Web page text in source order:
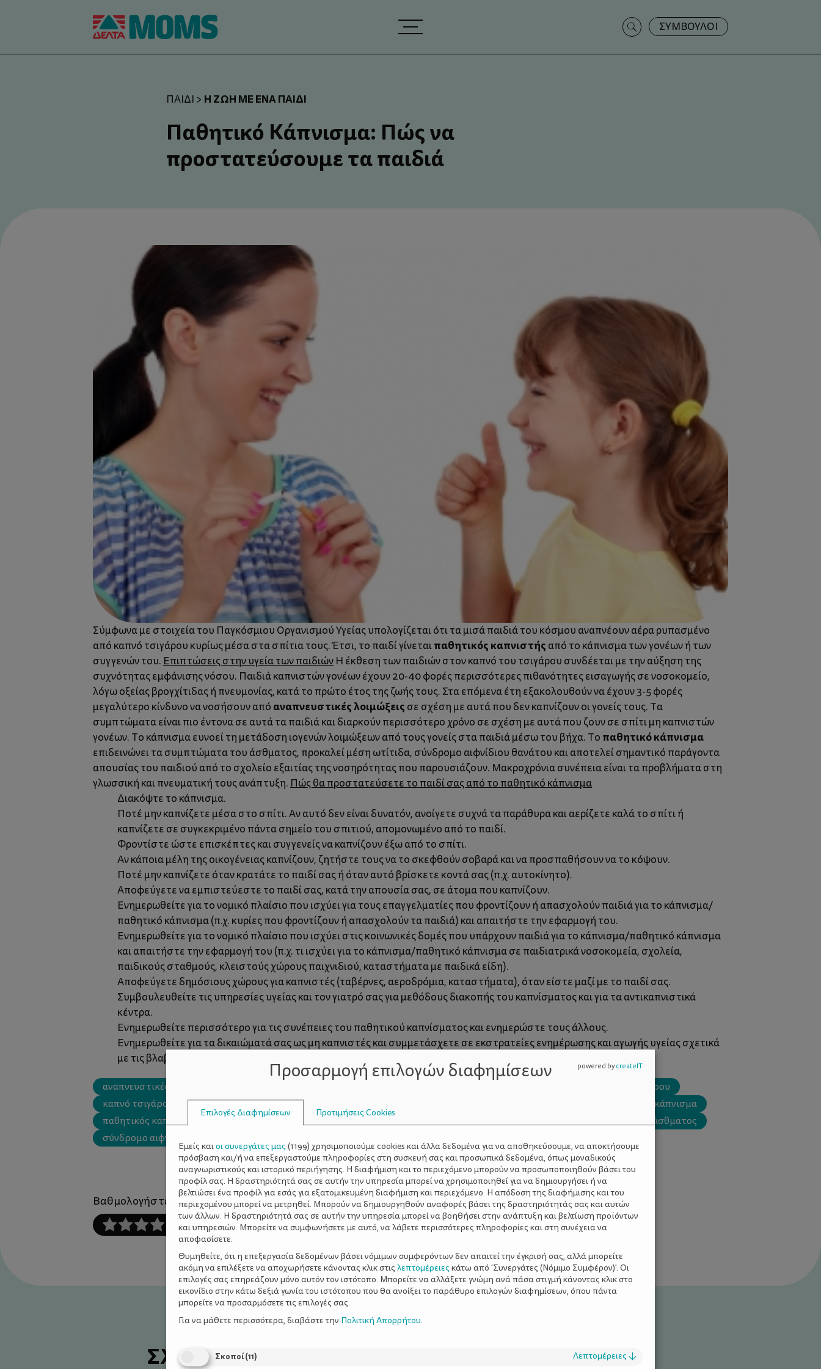
Search
for:
ΣΥΜΒΟΥΛΟΙ
ΠΑΙΔΊ > Η ΖΩΉ ΜΕ ΈΝΑ ΠΑΙΔΊ
Παθητικό Κάπνισμα: Πώς να
προστατεύσουμε τα παιδιά
Βαθμολογήστε αυτό το άρθρο :
Σύμφωνα με στοιχεία του Παγκόσμιου Οργανισμού Υγείας υπολογίζεται ότι τα μισά παιδιά του κόσμου αναπνέουν αέρα ρυπασμένο
από καπνό τσιγάρου κυρίως μέσα στα σπίτια τους. Έτσι, το παιδί γίνεταιπαθητικός καπνιστής από το κάπνισμα των γονέων ή των
συγγενών του. Επιπτώσεις στην υγεία των παιδιών Η έκθεση των παιδιών στον καπνό του τσιγάρου συνδέεται με την αύξηση της
συχνότητας εμφάνισης νόσου. Παιδιά καπνιστών γονέων έχουν 20-40 φορές περισσότερες πιθανότητες εισαγωγής σε νοσοκομείο,
λόγω οξείας βρογχίτιδας ή πνευμονίας, κατά το πρώτο έτος της ζωής τους. Στα επόμενα έτη εξακολουθούν να έχουν 3-5 φορές
μεγαλύτερο κίνδυνο να νοσήσουν από αναπνευστικές λοιμώξεις σε σχέση με αυτά που δεν καπνίζουν οι γονείς τους. Τα
συμπτώματα είναι πιο έντονα σε αυτά τα παιδιά και διαρκούν περισσότερο χρόνο σε σχέση με αυτά που ζουν σε σπίτι μη καπνιστών
γονέων. Το κάπνισμα ευνοεί τη μετάδοση ιογενών λοιμώξεων από τους γονείς στα παιδιά μέσω του βήχα. Το παθητικό κάπνισμα
επιδεινώνει τα συμπτώματα του άσθματος, προκαλεί μέση ωτίτιδα, σύνδρομο αιφνίδιου θανάτου και αποτελεί σημαντικό παράγοντα
απουσίας του παιδιού από το σχολείο εξαιτίας της νοσηρότητας που παρουσιάζουν. Μακροχρόνια συνέπεια είναι τα προβλήματα στη
γλωσσική και πνευματική τους ανάπτυξη. Πώς θα προστατεύσετε το παιδί σας από το παθητικό κάπνισμα
Διακόψτε το κάπνισμα.
Ποτέ μην καπνίζετε μέσα στο σπίτι. Αν αυτό δεν είναι δυνατόν, ανοίγετε συχνά τα παράθυρα και αερίζετε καλά το σπίτι ή
καπνίζετε σε συγκεκριμένο πάντα σημείο του σπιτιού, απομονωμένο από το παιδί.
Φροντίστε ώστε επισκέπτες και συγγενείς να καπνίζουν έξω από το σπίτι.
Αν κάποια μέλη της οικογένειας καπνίζουν, ζητήστε τους να το σκεφθούν σοβαρά και να προσπαθήσουν να το κόψουν.
Ποτέ μην καπνίζετε όταν κρατάτε το παιδί σας ή όταν αυτό βρίσκετε κοντά σας (π.χ. αυτοκίνητο).
Αποφεύγετε να εμπιστεύεστε το παιδί σας, κατά την απουσία σας, σε άτομα που καπνίζουν.
Ενημερωθείτε για το νομικό πλαίσιο που ισχύει για τους επαγγελματίες που φροντίζουν ή απασχολούν παιδιά για το κάπνισμα/
παθητικό κάπνισμα (π.χ. κυρίες που φροντίζουν ή απασχολούν τα παιδιά) και απαιτήστε την εφαρμογή του.
Ενημερωθείτε για το νομικό πλαίσιο που ισχύει στις κοινωνικές δομές που υπάρχουν παιδιά για το κάπνισμα/παθητικό κάπνισμα
και απαιτήστε την εφαρμογή του (π.χ. τι ισχύει για το κάπνισμα/παθητικό κάπνισμα σε παιδιατρικά νοσοκομεία, σχολεία,
παιδικούς σταθμούς, κλειστούς χώρους παιχνιδιού, καταστήματα με παιδικά είδη).
Αποφεύγετε δημόσιους χώρους για καπνιστές (ταβέρνες, αεροδρόμια, καταστήματα), όταν είστε μαζί με το παιδί σας.
Συμβουλευθείτε τις υπηρεσίες υγείας και τον γιατρό σας για μεθόδους διακοπής του καπνίσματος και για τα αντικαπνιστικά
κέντρα.
Ενημερωθείτε περισσότερο για τις συνέπειες του παθητικού καπνίσματος και ενημερώστε τους άλλους.
Ενημερωθείτε για τα δικαιώματά σας ως μη καπνιστές και συμμετάσχετε σε εκστρατείες ενημέρωσης και αγωγής υγείας σχετικά
με τις βλαβερές συνέπειες του παθητικού καπνίσματος.
αναπνευστικές λοιμώξεις
καπνό του τσιγάρου
καπνό τσιγάρου
μέση ωτίτιδα μετάδοση ιογενών λοιμώξεων
παθητικό κάπνισμα
παθητικός καπνιστής
πνευματική τους ανάπτυξη πνευμονίας
συμπτώματα του άσθματος
σύνδρομο αιφνίδιου θανάτου
ΣΧΕΤΙΚΑ ΑΡΘΡΑ
Προσαρμογή επιλογών διαφημίσεων
Επιλογές Διαφημίσεων Προτιμήσεις Cookies
Εμείς καιοι συνεργάτες μας (1199) χρησιμοποιούμε cookies και άλλα δεδομένα για να αποθηκεύσουμε, να αποκτήσουμε
πρόσβαση και/ή να επεξεργαστούμε πληροφορίες στη συσκευή σας και προσωπικά δεδομένα, όπως μοναδικούς
αναγνωριστικούς και ιστορικό περιήγησης. Η διαφήμιση και το περιεχόμενο μπορούν να προσωποποιηθούν βάσει του
προφίλ σας. Η δραστηριότητά σας σε αυτήν την υπηρεσία μπορεί να χρησιμοποιηθεί για να δημιουργήσει ή να
βελτιώσει ένα προφίλ για εσάς για εξατομικευμένη διαφήμιση και περιεχόμενο. Η απόδοση της διαφήμισης και του
περιεχομένου μπορεί να μετρηθεί. Μπορούν να δημιουργηθούν αναφορές βάσει της δραστηριότητάς σας και αυτών
των άλλων. Η δραστηριότητά σας σε αυτήν την υπηρεσία μπορεί να βοηθήσει στην ανάπτυξη και βελτίωση προϊόντων
και υπηρεσιών. Μπορείτε να συμφωνήσετε με αυτό, να λάβετε περισσότερες πληροφορίες και στη συνέχεια να
αποφασίσετε.
Θυμηθείτε, ότι η επεξεργασία δεδομένων βάσει νόμιμων συμφερόντων δεν απαιτεί την έγκρισή σας, αλλά μπορείτε
ακόμη να επιλέξετε να αποχωρήσετε κάνοντας κλικ στις λεπτομέρειες κάτω από 'Συνεργάτες (Νόμιμο Συμφέρον)'. Οι
επιλογές σας επηρεάζουν μόνο αυτόν τον ιστότοπο. Μπορείτε να αλλάξετε γνώμη ανά πάσα στιγμή κάνοντας κλικ στο
εικονίδιο στην κάτω δεξιά γωνία του ιστότοπου που θα ανοίξει το παράθυρο επιλογών διαφημίσεων, όπου πάντα
μπορείτε να προσαρμόσετε τις επιλογές σας.
Για να μάθετε περισσότερα, διαβάστε την Πολιτική Απορρήτου.
Σκοποί(11) Λεπτομέρειες ↓
powered bycreateIT